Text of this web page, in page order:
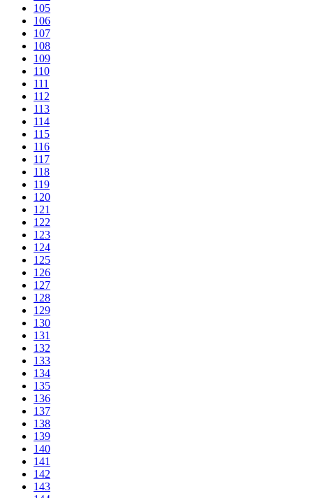
105
106
107
108
109
110
111
112
113
114
115
116
117
118
119
120
121
122
123
124
125
126
127
128
129
130
131
132
133
134
135
136
137
138
139
140
141
142
143